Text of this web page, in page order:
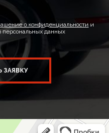
о конфиденциальности и
персональных данных
ЗАЯВКУ